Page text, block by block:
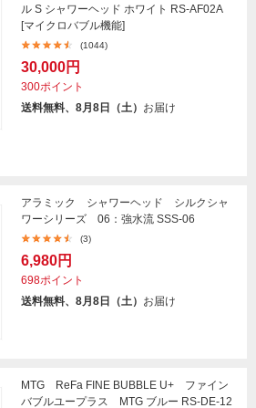
ル S シャワーヘッド ホワイト RS-AF02A
[マイクロバブル機能]
(1044)
30,000円
300ポイント
送料無料、8月8日（土） お届け
アラミック シャワーヘッド シルクシャ
ワーシリーズ 06：強水流 SSS-06
(3)
6,980円
698ポイント
送料無料、8月8日（土） お届け
MTG ReFa FINE BUBBLE U+ ファイン
バブルユープラス MTG ブルー RS-DE-12